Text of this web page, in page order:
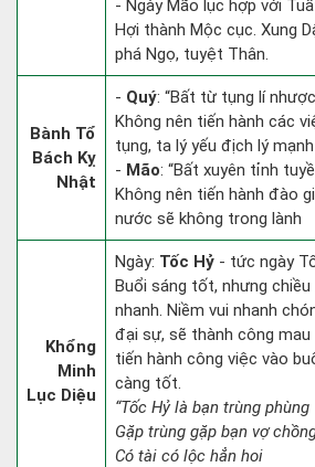
- Ngày Mão lục hợp với
Hợi thành Mộc cục. Xung
phá Ngọ, tuyệt Thân.
Bành Tổ
Bách Kỵ
Nhật
- Quý: “Bất từ tụng lí
Không nên tiến hành các
tụng, ta lý yếu địch lý mạnh
- Mão: “Bất xuyên tỉnh
Không nên tiến hành đào
nước sẽ không trong lành
Khổng
Minh
Lục Diệu
Ngày: Tốc Hỷ - tức ngày
Buổi sáng tốt, nhưng chiều
nhanh. Niềm vui nhanh
đại sự, sẽ thành công
tiến hành công việc vào
càng tốt.
“Tốc Hỷ là bạn trùng phùng
Gặp trùng gặp bạn vợ
Có tài có lộc hẳn hoi